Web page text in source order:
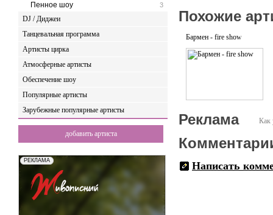
3
Пенное шоу
DJ / Диджеи
Танцевальная программа
Артисты цирка
Атмосферные артисты
Обеспечение шоу
Популярные артисты
Зарубежные популярные артисты
добавить артиста
Похожие
Бармен - fire show
Как
Реклама
Написать